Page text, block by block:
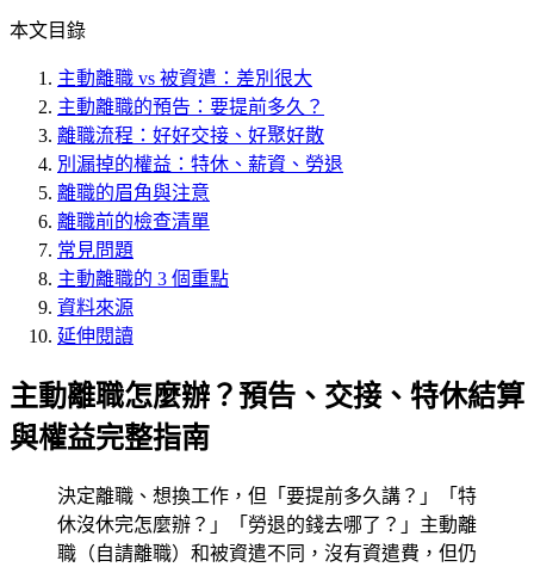
本文目錄
主動離職 vs 被資遣：差別很大
主動離職的預告：要提前多久？
離職流程：好好交接、好聚好散
別漏掉的權益：特休、薪資、勞退
離職的眉角與注意
離職前的檢查清單
常見問題
主動離職的 3 個重點
資料來源
延伸閱讀
主動離職怎麼辦？預告、交接、特休結算
與權益完整指南
決定離職、想換工作，但「要提前多久講？」「特
休沒休完怎麼辦？」「勞退的錢去哪了？」主動離
職（自請離職）和被資遣不同，沒有資遣費，但仍